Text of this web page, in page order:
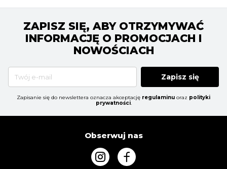
ZAPISZ SIĘ, ABY OTRZYMYWAĆ
INFORMACJĘ O PROMOCJACH I
NOWOŚCIACH
Zapisz się
Zapisanie się do newslettera oznacza akceptację regulaminu oraz polityki
prywatności.
Obserwuj nas